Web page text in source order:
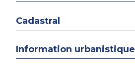
Cadastral
Information urbanistique